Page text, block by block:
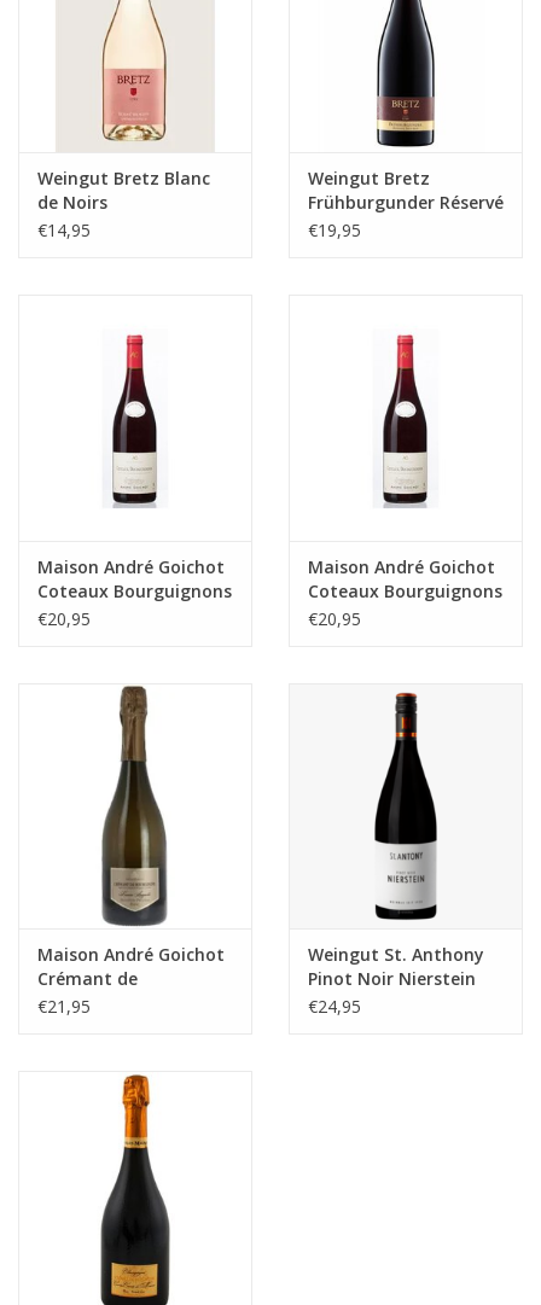
Weingut Bretz Blanc
de Noirs
€14,95
Weingut Bretz
Frühburgunder Réservé
Trocken
€19,95
Maison André Goichot
Coteaux Bourguignons
Pinot Noir
€20,95
Maison André Goichot
Coteaux Bourguignons
Pinot Noir
€20,95
Maison André Goichot
Crémant de
Bourgogne
€21,95
Weingut St. Anthony
Pinot Noir Nierstein
€24,95